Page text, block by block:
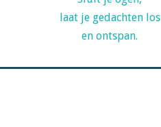
laat je gedachten los
en ontspan.